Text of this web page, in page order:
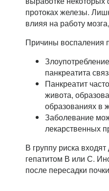
протоках железы.
влияя на работу
Причины воспаления
панкреатита
Панкреатит
живота,
образованиях в
Заболевание
лекарственных
В группу риска
гепатитом В или С.
после пересадки